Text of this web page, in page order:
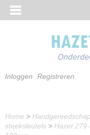
Inloggen Registreren
Home >
steeksleutels > Hazet